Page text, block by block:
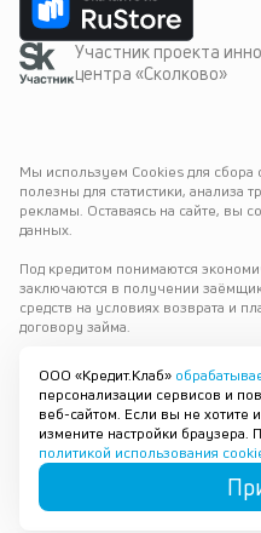
ООО «Кредит.Клаб»
персонализации сервисов и
веб-сайтом. Если вы не хотите
измените настройки браузера.
политикой использования
Мы используем Cookies для
полезны для статистики, анализа
рекламы. Оставаясь на сайте, вы
данных.
Под кредитом понимаются
заключаются в получении
средств на условиях возврата и
договору займа.
© 2019—2026ООО «Кредит.Клаб»
ОГРН 1196658084743
ИНН 6678105594
platform@credit.club
Карта сайта
Участник проекта
центра «Сколково»